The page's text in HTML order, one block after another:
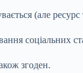
(але
соціальних
згоден.